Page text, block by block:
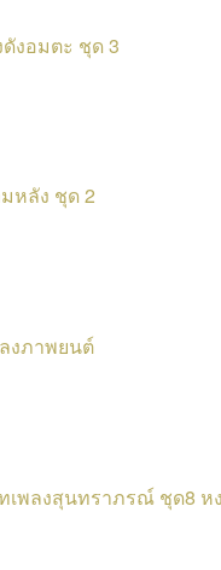
งอมตะ ชุด 3
หลัง ชุด 2
งภาพยนต์
พลงสุนทราภรณ์ ชุด8 ห